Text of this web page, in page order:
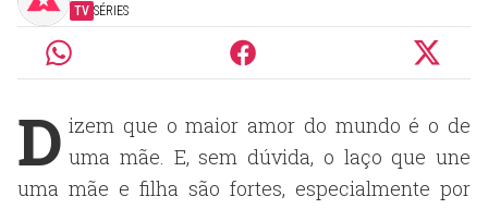
TV SÉRIES
D izem que o maior amor do mundo é o de
uma mãe. E, sem dúvida, o laço que une
uma mãe e filha são fortes, especialmente por